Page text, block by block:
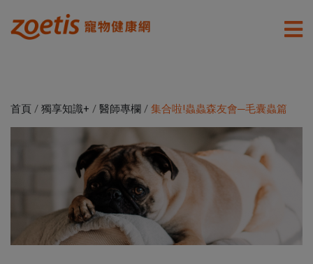
首頁 / 獨享知識+ / 醫師專欄 / 集合啦!蟲蟲森友會─毛囊蟲篇